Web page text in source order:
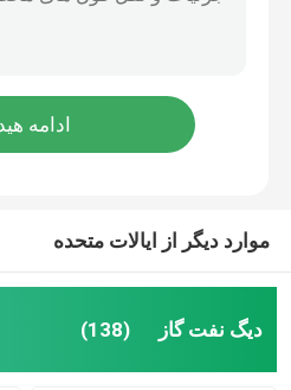
دیگ روغن حرارتی
دیگ بخار بیوماس رنده زنجیری
موارد دیگر از ایالات متحده
دیگ نفت گاز (138)